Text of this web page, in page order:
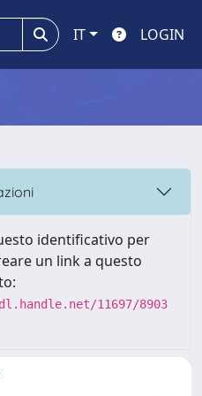
IT LOGIN
identificativo per
un link a questo
11697/8903